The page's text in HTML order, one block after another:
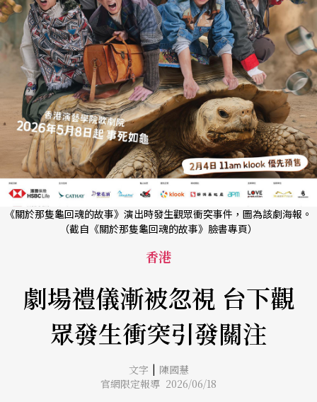
《關於那隻龜回魂的故事》演出時發生觀眾衝突事件，圖為該劇海報。
（截自《關於那隻龜回魂的故事》臉書專頁）
香港
劇場禮儀漸被忽視 台下觀
眾發生衝突引發關注
文字 | 陳國慧
官網限定報導 2026/06/18